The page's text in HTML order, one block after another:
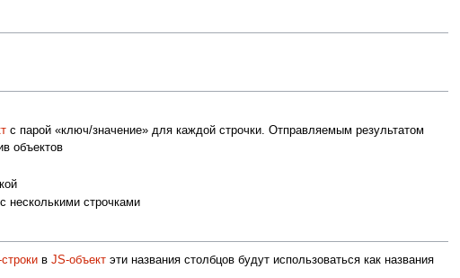
с парой «ключ/значение» для каждой строчки. Отправляемым результатом
объектов
с несколькими строчками
в JS-объектэти названия столбцов будут использоваться как названия